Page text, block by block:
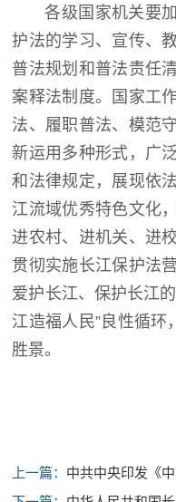
各级国家机关要
护法的学习、宣传、
普法规划和普法责任
案释法制度。国家工
法、履职普法、模范
新运用多种形式，广
和法律规定，展现依
江流域优秀特色文化
进农村、进机关、进
贯彻实施长江保护法
爱护长江、保护长江
江造福人民”良性循环
胜景。
上一篇： 中共中央印发《